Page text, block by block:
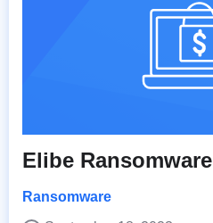
Elibe Ransomware
Ransomware